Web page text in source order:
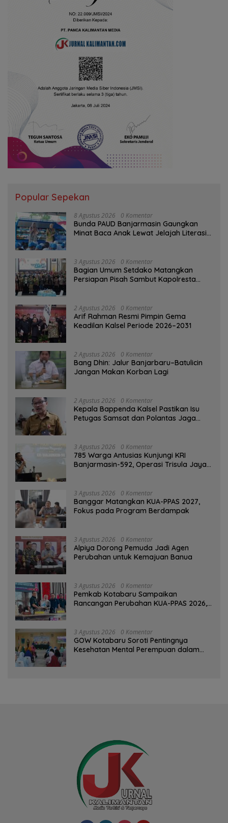
Popular Sepekan
8 Agustus 2026 0 Komentar
Bunda PAUD Banjarmasin Gaungkan
Minat Baca Anak Lewat Jelajah Literasi
3 Agustus 2026 0 Komentar
Bagian Umum Setdako Matangkan
Persiapan Pisah Sambut Kapolresta
2 Agustus 2026 0 Komentar
Arif Rahman Resmi Pimpin Gema
Keadilan Kalsel Periode 2026–2031
2 Agustus 2026 0 Komentar
Bang Dhin: Jalur Banjarbaru–Batulicin
Jangan Makan Korban Lagi
2 Agustus 2026 0 Komentar
Kepala Bappenda Kalsel Pastikan Isu
Petugas Samsat dan Polantas Jaga
3 Agustus 2026 0 Komentar
785 Warga Antusias Kunjungi KRI
Banjarmasin-592, Operasi Trisula Jaya
3 Agustus 2026 0 Komentar
‎Banggar Matangkan KUA-PPAS 2027,
Fokus pada Program Berdampak
3 Agustus 2026 0 Komentar
‎Alpiya Dorong Pemuda Jadi Agen
Perubahan untuk Kemajuan Banua ‎
3 Agustus 2026 0 Komentar
Pemkab Kotabaru Sampaikan
Rancangan Perubahan KUA-PPAS 2026,
3 Agustus 2026 0 Komentar
GOW Kotabaru Soroti Pentingnya
Kesehatan Mental Perempuan dalam